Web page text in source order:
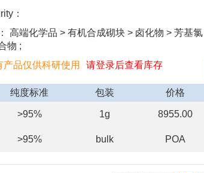
：
高端化学品 > 有机合成砌块 > 卤化物 > 芳基
物 ;
产品仅供科研使用
请登录后查看库存
纯度标准 包装 价格
>95% 1g 8955.00
>95% bulk POA